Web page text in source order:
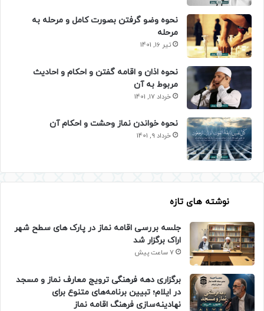
نحوه وضو گرفتن بصورت کامل و مرحله به
مرحله
تیر 16, 1401
نحوه اذان و اقامه گفتن و احکام و احادیث
مربوط به آن
خرداد 17, 1401
نحوه خواندن نماز وحشت و احکام آن
خرداد 9, 1401
نوشته های تازه
جلسه بررسی اقامه نماز در پارک های سطح شهر
اراک برگزار شد
7 ساعت پیش
برگزاری دهه فرهنگی ترویج معارف نماز و مسجد
در ایلام؛ تبیین برنامه‌های متنوع برای
نهادینه‌سازی فرهنگ اقامه نماز